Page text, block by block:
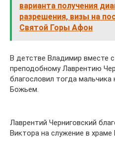
варианта получения
разрешения, визы на
Святой Горы Афон
В детстве Владимир вместе
преподобному Лаврентию
благословил тогда мальчика
Божьем.
Лаврентий Черниговский
Виктора на служение в